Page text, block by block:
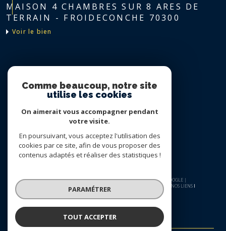
MAISON 4 CHAMBRES SUR 8 ARES DE
TERRAIN - FROIDECONCHE 70300
voir le bien
© 2026 | TOUS DROITS RÉSERVÉS | TRADUCTION POWERED BY GOOGLE |
NOS HONORAIRES
PLAN DU SITE MENTIONS LÉGALES ADMIN
NOS LIENS
POLITIQUE RGPD
Comme beaucoup, notre site
utilise les cookies
On aimerait vous accompagner pendant
votre visite.
En poursuivant, vous acceptez l'utilisation des
cookies par ce site, afin de vous proposer des
contenus adaptés et réaliser des statistiques !
PARAMÉTRER
TOUT ACCEPTER